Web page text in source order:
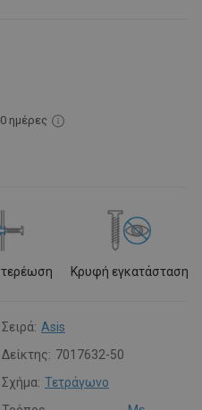
ημέρες
Κρυφή εγκατάσταση
Σειρά: Asis
Δείκτης: 7017632-50
Σχήμα: Τετράγωνο